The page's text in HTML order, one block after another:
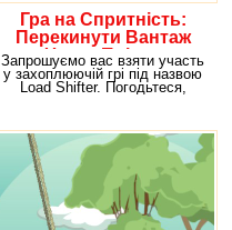
Гра на Спритність:
Перекинути Вантаж
Через Прірву
Запрошуємо вас взяти участь
у захоплюючій грі під назвою
Load Shifter. Погодьтеся,